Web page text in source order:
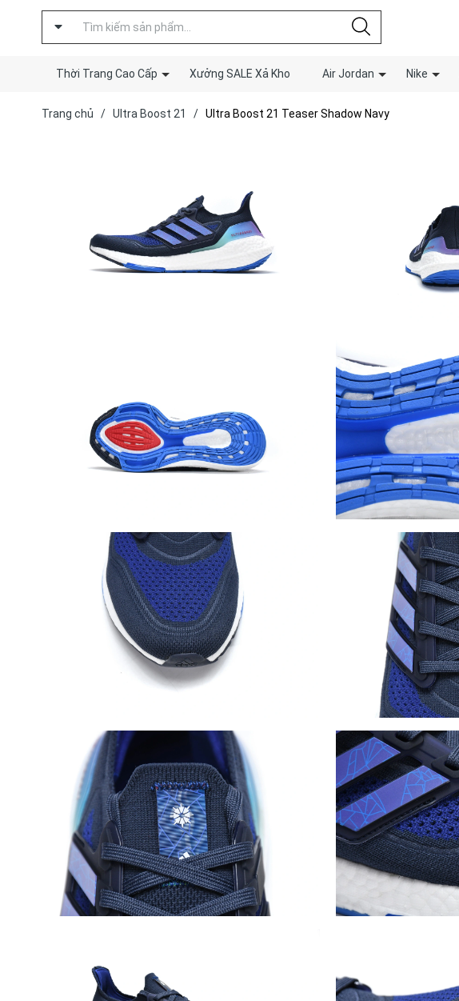
Thời Trang Cao Cấp Xưởng SALE Xả Kho Air Jordan Nike
Trang chủ / Ultra Boost 21 / Ultra Boost 21 Teaser Shadow Navy